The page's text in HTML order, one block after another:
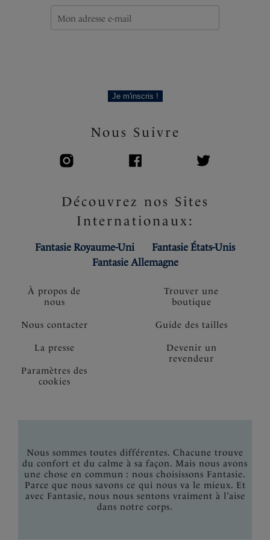
À propos de
nous
Nous contacter
La presse
Paramètres des
cookies
Je m'inscris !
Nous Suivre
Découvrez nos Sites
Internationaux:
Fantasie Royaume-Uni
Fantasie États-Unis
Fantasie Allemagne
Trouver une
boutique
Guide des tailles
Devenir un
revendeur
Nous sommes toutes différentes. Chacune trouve
du confort et du calme à sa façon. Mais nous avons
une chose en commun : nous choisissons Fantasie.
Parce que nous savons ce qui nous va le mieux. Et
avec Fantasie, nous nous sentons vraiment à l’aise
dans notre corps.